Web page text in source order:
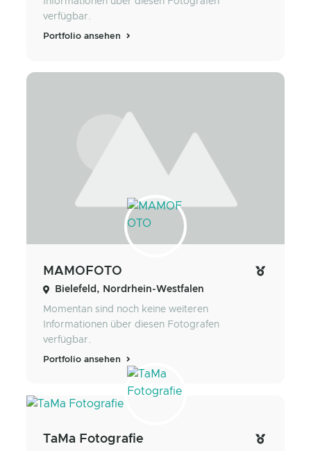
verfügbar.
Portfolio ansehen
MAMOFOTO
Bielefeld, Nordrhein-Westfalen
Momentan sind noch keine weiteren
Informationen über diesen Fotografen
verfügbar.
Portfolio ansehen
TaMa Fotografie